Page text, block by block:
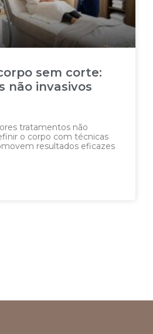
sem corte:
não invasivos
tratamentos não
o corpo com técnicas
resultados eficazes